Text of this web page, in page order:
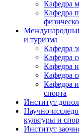
Кафедра
Кафедра
и туризма
Кафедра
Кафедра
Кафедра
Кафедра
Кафедра
спорта
Институт
Научно-
культуры и
Институт